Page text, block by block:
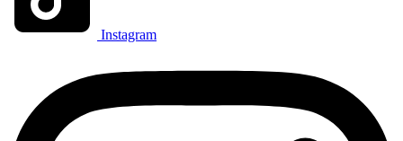
Instagram